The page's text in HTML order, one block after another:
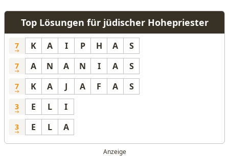
Top Lösungen für jüdischer Hohepriester
7 K A I P H A S
7 A N A N I A S
7 K A J A F A S
3 E L I
3 E L A